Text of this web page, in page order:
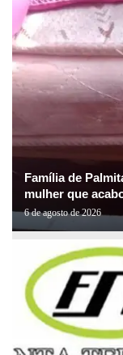
Família de
mulher que
6 de agosto de 2026